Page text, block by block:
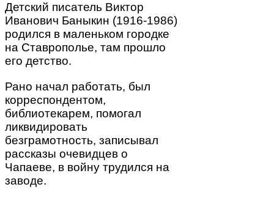
Детский писатель Виктор
Иванович Баныкин (1916-1986)
родился в маленьком городке
на Ставрополье, там прошло
его детство.
Рано начал работать, был
корреспондентом,
библиотекарем, помогал
ликвидировать
безграмотность, записывал
рассказы очевидцев о
Чапаеве, в войну трудился на
заводе.